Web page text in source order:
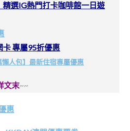
精選IG熱門打卡咖啡館一日遊
卡 專屬95折優惠
懶人包】最新住宿專屬優惠
文末~~
惠